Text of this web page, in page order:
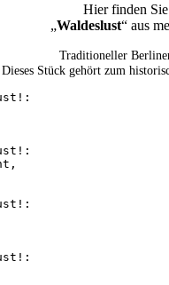
Hier finden
„Waldeslust“ aus
Traditioneller
Dieses Stück gehört zum